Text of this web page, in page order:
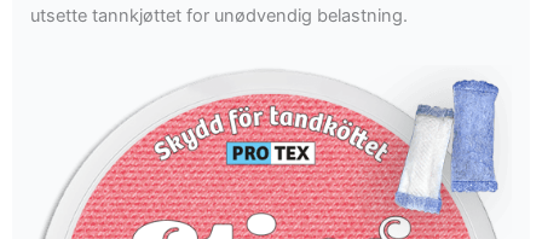
utsette tannkjøttet for unødvendig belastning.